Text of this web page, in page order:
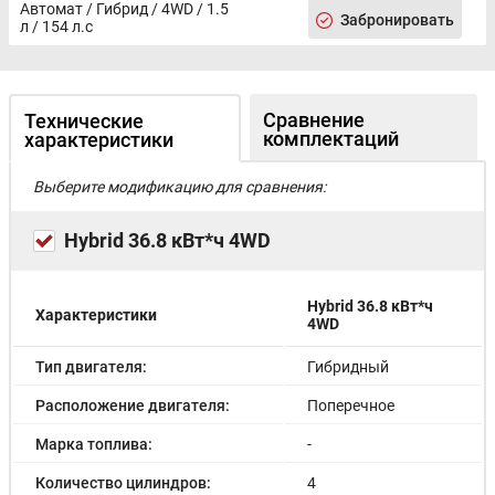
Электрорегулировка задних сидений
Электрорегулировка передних сидений
CarPlay
Bluetooth
Аудиосистема
Голосовое управление
Беспроводная зарядка для смартфона
Дистанционное управление автомобилем
Сигнализация
Центральный замок
Датчик усталости водителя
Система помощи при спуске
Система стабилизации (ESP)
Автомат / Гибрид / 4WD / 1.5
л / 154 л.с
Забронировать
Технические
характеристики
Сравнение
комплектаций
Выберите модификацию для сравнения:
Hybrid 36.8 кВт*ч 4WD
Характеристики
Hybrid 36.8 кВт*ч
4WD
Тип двигателя: Гибридный
Расположение двигателя: Поперечное
Марка топлива: -
Количество цилиндров: 4